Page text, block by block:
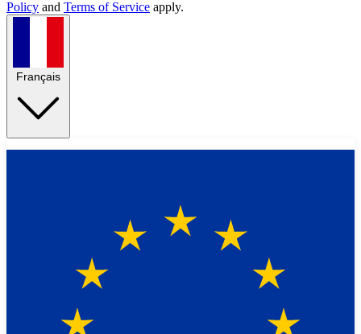
Policy and Terms of Service apply.
Français